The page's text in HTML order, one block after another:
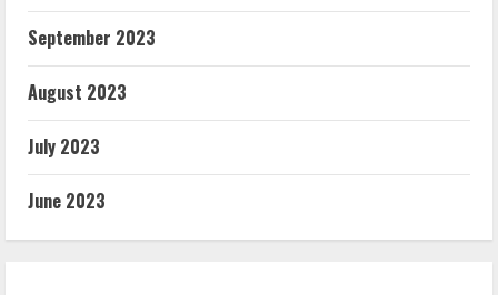
September 2023
August 2023
July 2023
June 2023